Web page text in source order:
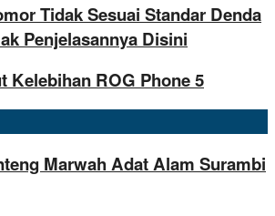
Tidak Sesuai Standar Denda
Penjelasannya Disini
Kelebihan ROG Phone 5
Marwah Adat Alam Surambi